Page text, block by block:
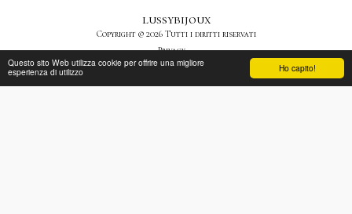
Ho capito!
Questo sito Web utilizza cookie per offrire una migliore
esperienza di utilizzo
lussybijoux
Copyright © 2026 Tutti i diritti riservati
Privacy